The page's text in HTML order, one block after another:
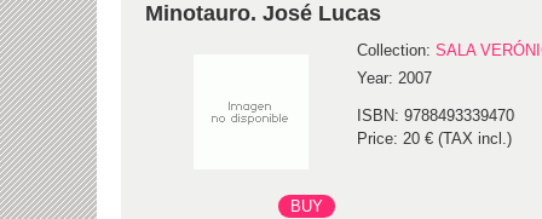
Minotauro. José Lucas
Collection: SALA
Year: 2007
ISBN: 9788493339470
Price: 20 € (TAX incl.)